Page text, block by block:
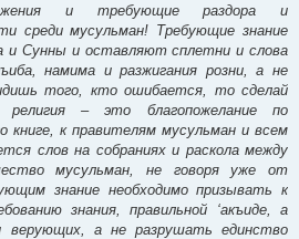
и требующие раздора и
среди мусульман! Требующие знание
и Сунны и оставляют сплетни и слова
намима и разжигания розни, а не
того, кто ошибается, то сделай
религия – это благопожелание по
книге, к правителям мусульман и всем
слов на собраниях и раскола между
мусульман, не говоря уже от
знание необходимо призывать к
знания, правильной ‘акъиде, а
верующих, а не разрушать единство